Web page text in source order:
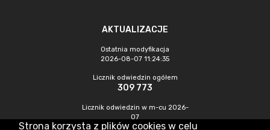
AKTUALIZACJE
Ostatnia modyfikacja
2026-08-07 11:24:35
Licznik odwiedzin ogółem
309 773
Licznik odwiedzin w m-cu 2026-
07
471
Strona korzysta z plików cookies w celu